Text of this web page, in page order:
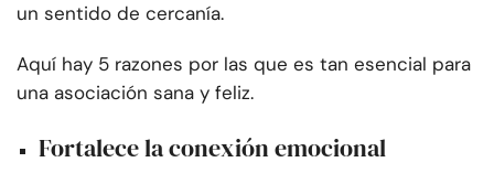
un sentido de cercanía.
Aquí hay 5 razones por las que es tan esencial para
una asociación sana y feliz.
Fortalece la conexión emocional